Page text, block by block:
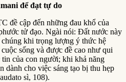
để đạt tự do
đề cập đến những đau khổ của
tử đạo. Ngài nói: Đất nước này
khi trọng lượng ý thức hệ
sống và được đề cao như qui
của con người; khi khả năng
dành cho việc sáng tạo bị thu hẹp
sì, 108).